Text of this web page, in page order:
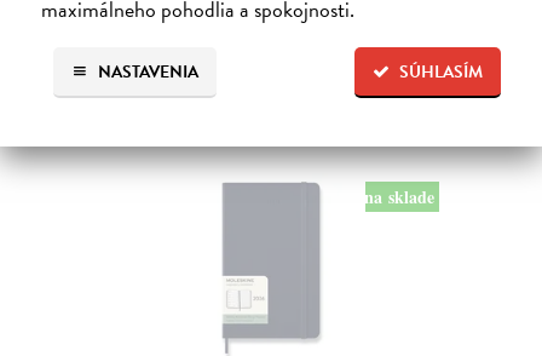
maximálneho pohodlia a spokojnosti.
SÚHLASÍM
NASTAVENIA
na sklade